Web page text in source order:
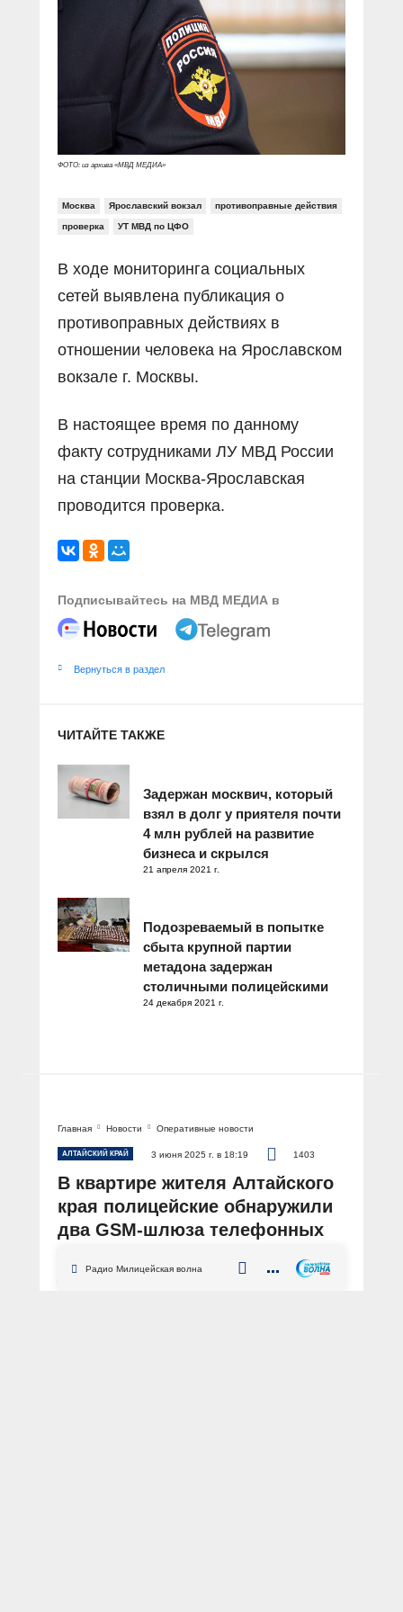
Социальные ролики
Документальные фильмы
Прямой разговор
В знании сила
Специальный репортаж
Газета «Щит и меч»
Журнал «Полиция России»
О ПОРТАЛЕ
Вакансии
ФОТО: из архива «МВД МЕДИА»
Москва Ярославский вокзал противоправные действия
проверка УТ МВД по ЦФО
В ходе мониторинга социальных
сетей выявлена публикация о
противоправных действиях в
отношении человека на Ярославском
вокзале г. Москвы.
В настоящее время по данному
факту сотрудниками ЛУ МВД России
на станции Москва-Ярославская
проводится проверка.
Подписывайтесь на МВД МЕДИА в
Вернуться в раздел
ЧИТАЙТЕ ТАКЖЕ
Задержан москвич, который
взял в долг у приятеля почти
4 млн рублей на развитие
бизнеса и скрылся
21 апреля 2021 г.
Подозреваемый в попытке
сбыта крупной партии
метадона задержан
столичными полицейскими
24 декабря 2021 г.
Главная Новости Оперативные новости
АЛТАЙСКИЙ КРАЙ 3 июня 2025 г. в 18:19 1403
В квартире жителя Алтайского
края полицейские обнаружили
два GSM-шлюза телефонных
Радио Милицейская волна